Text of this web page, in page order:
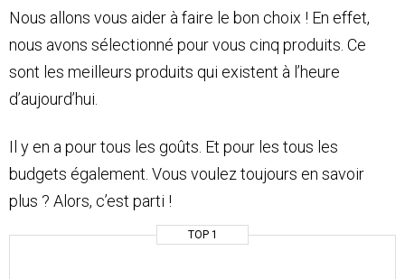
Nous allons vous aider à faire le bon choix ! En effet,
nous avons sélectionné pour vous cinq produits. Ce
sont les meilleurs produits qui existent à l’heure
d’aujourd’hui.
Il y en a pour tous les goûts. Et pour les tous les
budgets également. Vous voulez toujours en savoir
plus ? Alors, c’est parti !
TOP 1